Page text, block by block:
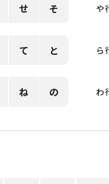
せ そ
て と
ね の
や
ら
わ